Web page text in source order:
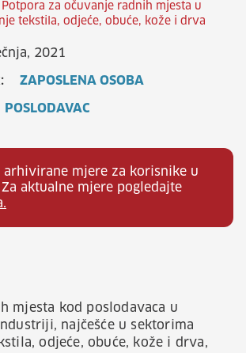
Potpora za očuvanje radnih mjesta u
tekstila, odjeće, obuće, kože i drva
2021
ZAPOSLENA OSOBA
POSLODAVAC
arhivirane mjere za korisnike u
aktualne mjere pogledajte
mjesta kod poslodavaca u
najčešće u sektorima
odjeće, obuće, kože i drva,